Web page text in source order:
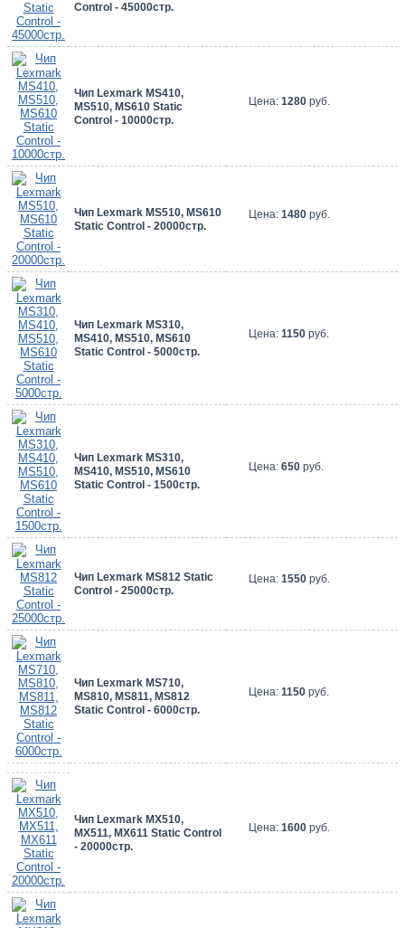
Control - 45000стр.
Чип Lexmark MS410,
MS510, MS610 Static
Control - 10000стр.
Цена: 1280 руб.
Чип Lexmark MS510, MS610
Static Control - 20000стр.
Цена: 1480 руб.
Чип Lexmark MS310,
MS410, MS510, MS610
Static Control - 5000стр.
Цена: 1150 руб.
Чип Lexmark MS310,
MS410, MS510, MS610
Static Control - 1500стр.
Цена: 650 руб.
Чип Lexmark MS812 Static
Control - 25000стр.
Цена: 1550 руб.
Чип Lexmark MS710,
MS810, MS811, MS812
Static Control - 6000стр.
Цена: 1150 руб.
Чип Lexmark MX510,
MX511, MX611 Static Control
- 20000стр.
Цена: 1600 руб.